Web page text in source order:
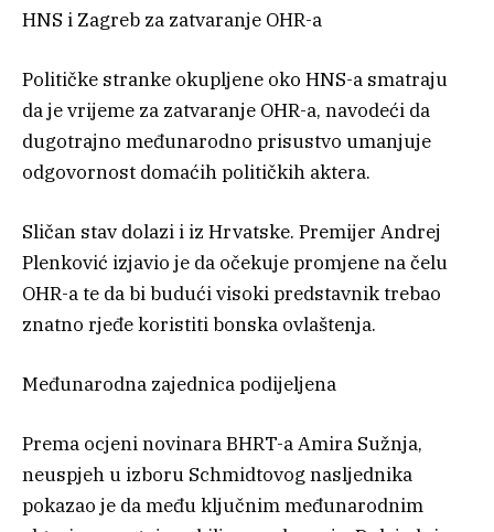
HNS i Zagreb za zatvaranje OHR-a
Političke stranke okupljene oko HNS-a smatraju
da je vrijeme za zatvaranje OHR-a, navodeći da
dugotrajno međunarodno prisustvo umanjuje
odgovornost domaćih političkih aktera.
Sličan stav dolazi i iz Hrvatske. Premijer Andrej
Plenković izjavio je da očekuje promjene na čelu
OHR-a te da bi budući visoki predstavnik trebao
znatno rjeđe koristiti bonska ovlaštenja.
Međunarodna zajednica podijeljena
Prema ocjeni novinara BHRT-a Amira Sužnja,
neuspjeh u izboru Schmidtovog nasljednika
pokazao je da među ključnim međunarodnim